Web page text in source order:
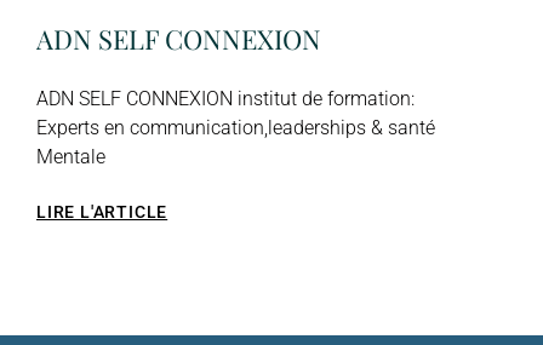
ADN SELF CONNEXION
ADN SELF CONNEXION institut de formation:
Experts en communication,leaderships & santé
Mentale
LIRE L'ARTICLE